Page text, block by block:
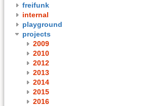
freifunk
internal
playground
projects
2009
2010
2012
2013
2014
2015
2016